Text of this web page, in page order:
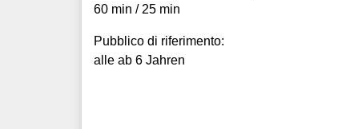
60 min / 25 min
Pubblico di riferimento:
alle ab 6 Jahren